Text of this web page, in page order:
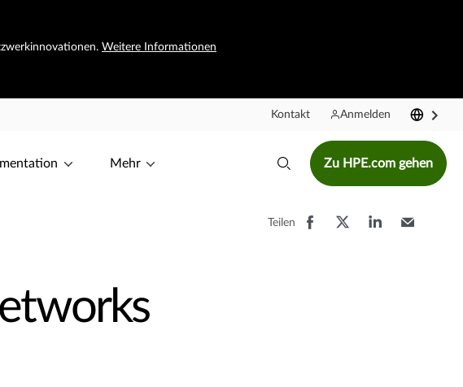
Weitere Informationen
Kontakt Anmelden
Mehr Zu HPE.com gehen
Teilen